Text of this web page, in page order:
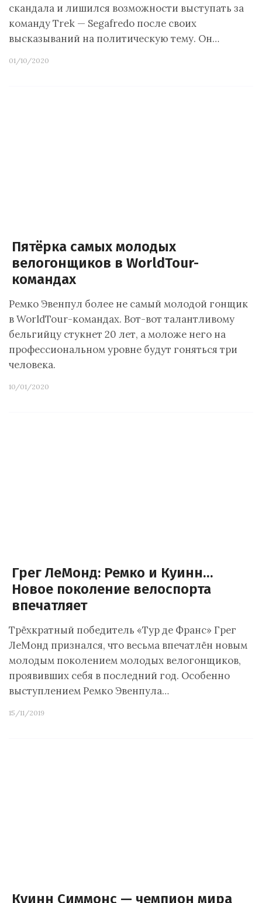
скандала и лишился возможности выступать за
команду Trek — Segafredo после своих
высказываний на политическую тему. Он…
01/10/2020
Пятёрка самых молодых
велогонщиков в WorldTour-
командах
Ремко Эвенпул более не самый молодой гонщик
в WorldTour-командах. Вот-вот талантливому
бельгийцу стукнет 20 лет, а моложе него на
профессиональном уровне будут гоняться три
человека.
10/01/2020
Грег ЛеМонд: Ремко и Куинн…
Новое поколение велоспорта
впечатляет
Трёхкратный победитель «Тур де Франс» Грег
ЛеМонд признался, что весьма впечатлён новым
молодым поколением молодых велогонщиков,
проявивших себя в последний год. Особенно
выступлением Ремко Эвенпула…
15/11/2019
Куинн Симмонс — чемпион мира